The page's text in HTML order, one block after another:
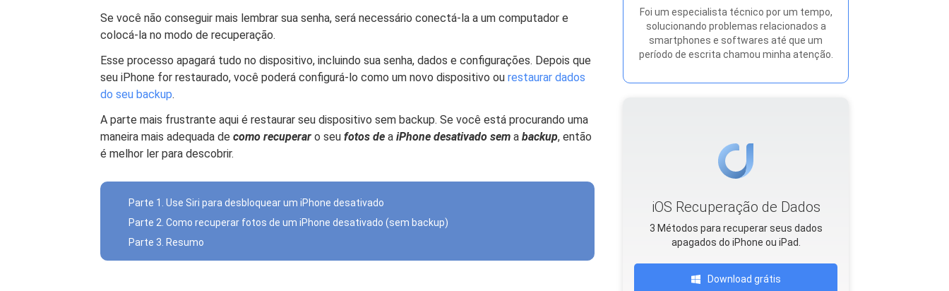
Se você não conseguir mais lembrar sua senha, será necessário conectá-la a um computador e
colocá-la no modo de recuperação.
Esse processo apagará tudo no dispositivo, incluindo sua senha, dados e configurações. Depois que
seu iPhone for restaurado, você poderá configurá-lo como um novo dispositivo ou restaurar dados
do seu backup.
A parte mais frustrante aqui é restaurar seu dispositivo sem backup. Se você está procurando uma
maneira mais adequada de como recuperar o seu fotos de a iPhone desativado sem a backup, então
é melhor ler para descobrir.
Parte 1. Use Siri para desbloquear um iPhone desativado
Parte 2. Como recuperar fotos de um iPhone desativado (sem backup)
Parte 3. Resumo
Foi um especialista técnico por um tempo,
solucionando problemas relacionados a
smartphones e softwares até que um
período de escrita chamou minha atenção.
iOS Recuperação de Dados
3 Métodos para recuperar seus dados
apagados do iPhone ou iPad.
Download grátis